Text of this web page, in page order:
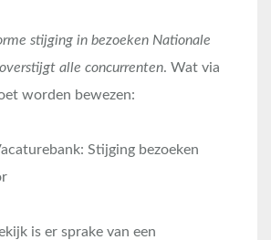
stijging in bezoeken Nationale
alle concurrenten. Wat via
worden bewezen:
is er sprake van een